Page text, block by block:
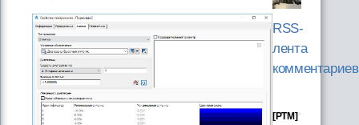
RSS-
лента
комментариев
[PTM]